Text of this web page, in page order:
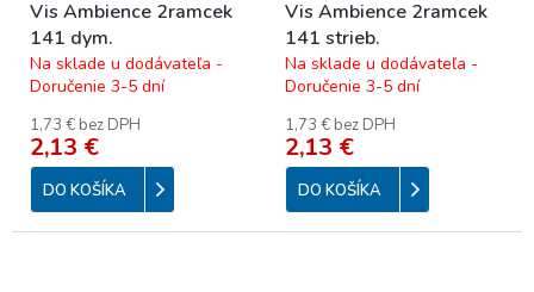
Vis Ambience 2ramcek
141 dym.
Na sklade u dodávateľa -
Doručenie 3-5 dní
1,73 € bez DPH
2,13 €
DO KOŠÍKA
Vis Ambience 2ramcek
141 strieb.
Na sklade u dodávateľa -
Doručenie 3-5 dní
1,73 € bez DPH
2,13 €
DO KOŠÍKA